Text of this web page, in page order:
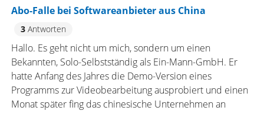
Abo-Falle bei Softwareanbieter aus China
3Antworten
Hallo. Es geht nicht um mich, sondern um einen
Bekannten, Solo-Selbstständig als Ein-Mann-GmbH. Er
hatte Anfang des Jahres die Demo-Version eines
Programms zur Videobearbeitung ausprobiert und einen
Monat später fing das chinesische Unternehmen an